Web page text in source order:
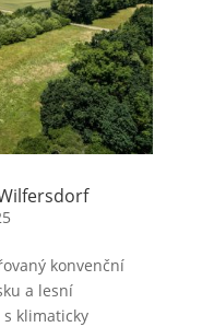
konvenční
a lesní
klimaticky